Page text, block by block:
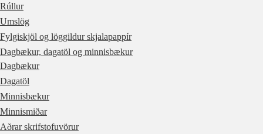
Rúllur
Umslög
Fylgiskjöl og löggildur skjalapappír
Dagbækur, dagatöl og minnisbækur
Dagbækur
Dagatöl
Minnisbækur
Minnismiðar
Aðrar skrifstofuvörur